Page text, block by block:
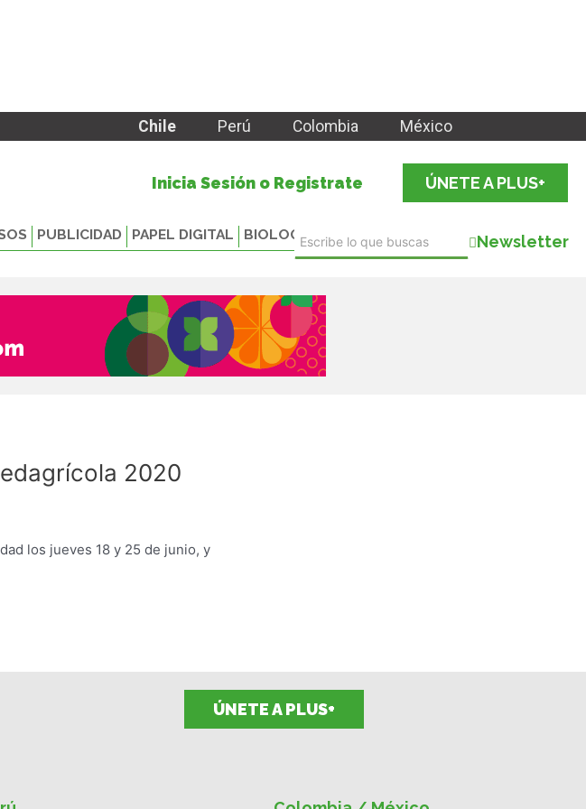
Chile Perú Colombia México
Inicia Sesión o Registrate ÚNETE A PLUS+
PUBLICIDAD PAPEL DIGITAL BIOLOGICALS Newsletter
2020
los jueves 18 y 25 de junio, y
ÚNETE A PLUS+